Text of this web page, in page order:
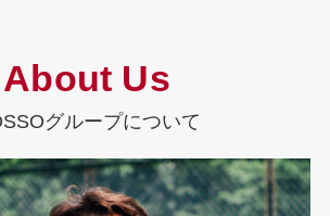
About Us
グループについて